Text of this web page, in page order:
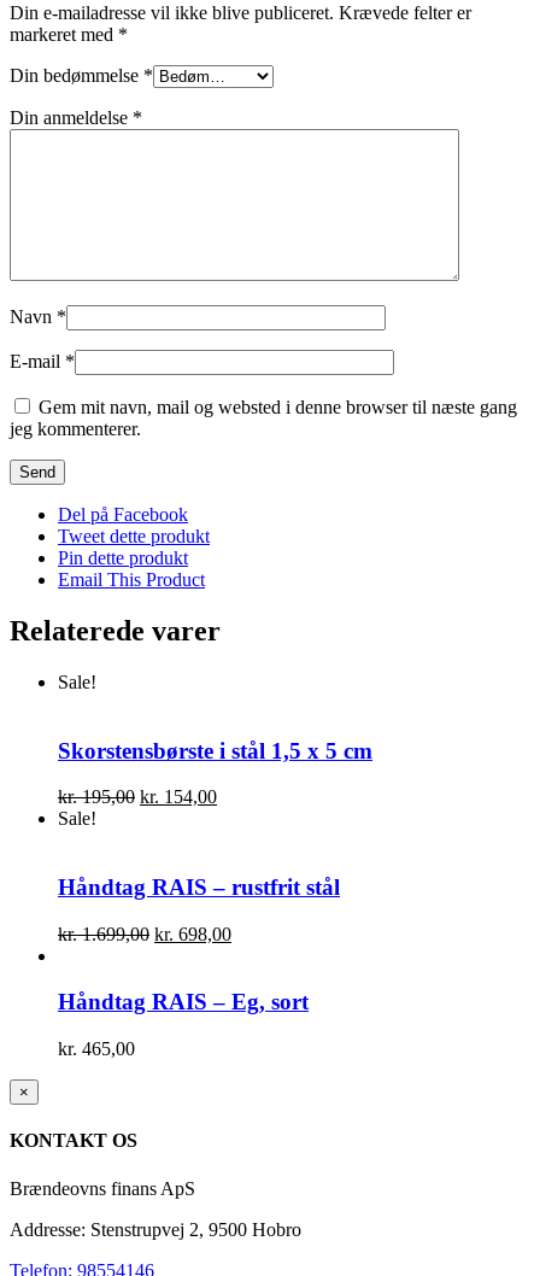
Din e-mailadresse vil ikke blive publiceret. Krævede felter er
markeret med *
Din bedømmelse *
Din anmeldelse *
Navn *
E-mail *
Gem mit navn, mail og websted i denne browser til næste gang
jeg kommenterer.
Del på Facebook
Tweet dette produkt
Pin dette produkt
Email This Product
Relaterede varer
Sale!
Skorstensbørste i stål 1,5 x 5 cm
kr.195,00 Den
kr. 195,00.
kr. 154,00Den
kr. 154,00.
Sale!
Håndtag RAIS – rustfrit stål
kr.1.699,00 Den
var:
kr. 1.699,00.
kr. 698,00Den
er:
kr. 698,00.
Håndtag RAIS – Eg, sort
kr. 465,00
Close
product
view
×
KONTAKT OS
Brændeovns finans ApS
Addresse: Stenstrupvej 2, 9500 Hobro
Telefon: 98554146